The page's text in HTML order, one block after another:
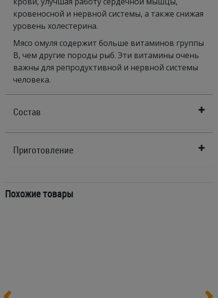
кровеносной и нервной системы, а также снижая
уровень холестерина.
Мясо омуля содержит больше витаминов группы
В, чем другие породы рыб. Эти витамины очень
важны для репродуктивной и нервной системы
человека.
Состав
Приготовление
Похожие товары